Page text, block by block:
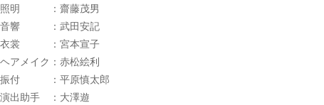
照明 ：齋藤茂男
音響 ：武田安記
衣裳 ：宮本宣子
ヘアメイク：赤松絵利
振付 ：平原慎太郎
演出助手 ：大澤遊